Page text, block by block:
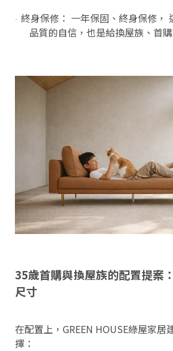
· 終身保修： 一年保固、終身保修，
品質的自信，也是給換屋族、首
35歲首購與換屋族的配置提案
尺寸
在配置上，GREEN HOUSE綠屋家居
擇：